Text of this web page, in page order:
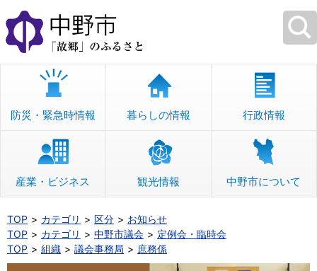
本
文
へ
移
防災・緊急時情報 暮らしの情報 行政情報
産業・ビジネス 観光情報 中野市について
TOP カテゴリ 区分
お知らせ
TOP
カテゴリ 中野市議会
定例会・臨時会
TOP
組織 議会事務局 庶務係